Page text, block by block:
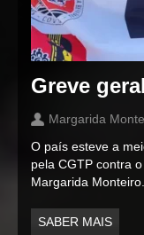
Greve
Margarida
O país esteve a
pela CGTP contra
Margarida Monteiro.
SABER MAIS